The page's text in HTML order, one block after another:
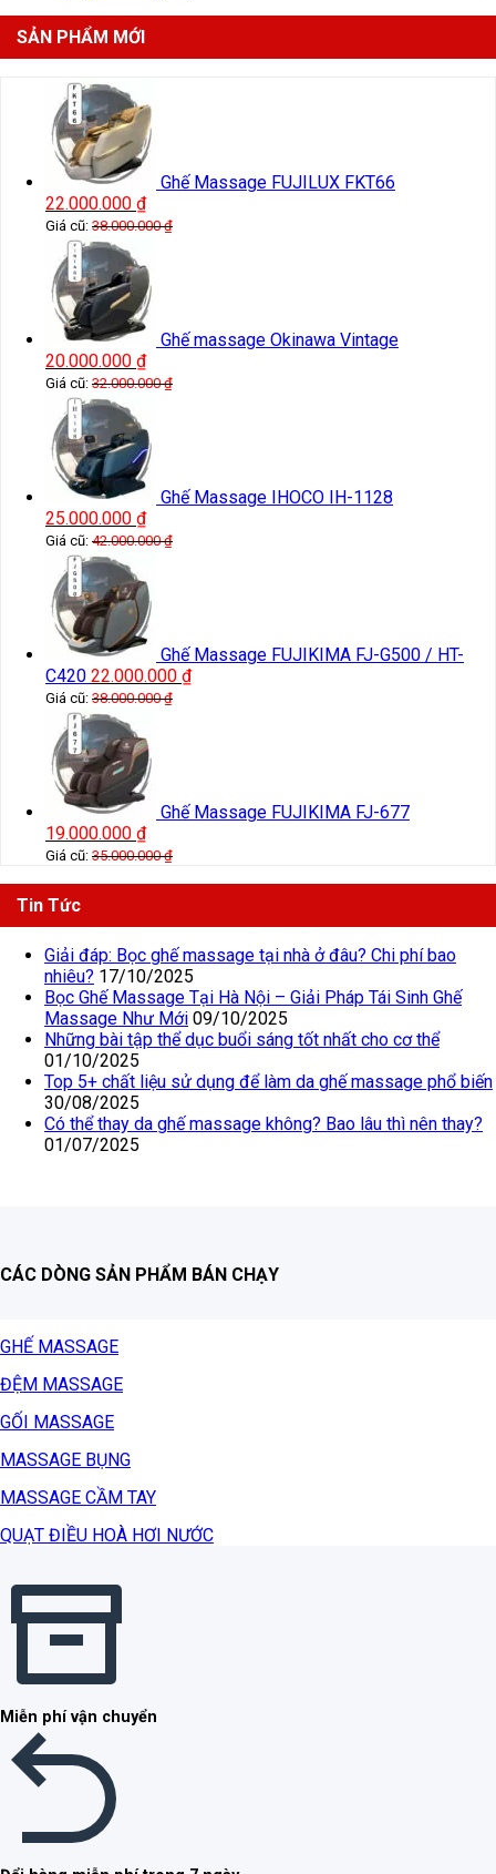
SẢN PHẨM MỚI
Ghế Massage FUJILUX FKT66
22.000.000 ₫
Giá cũ: 38.000.000₫
Ghế massage Okinawa Vintage
20.000.000 ₫
Giá cũ: 32.000.000₫
Ghế Massage IHOCO IH-1128
25.000.000 ₫
Giá cũ: 42.000.000₫
Ghế Massage FUJIKIMA FJ-G500 / HT-
C420 22.000.000 ₫
Giá cũ: 38.000.000₫
Ghế Massage FUJIKIMA FJ-677
19.000.000 ₫
Giá cũ: 35.000.000₫
Tin Tức
Giải đáp: Bọc ghế massage tại nhà ở đâu? Chi phí bao
nhiêu? 17/10/2025
Bọc Ghế Massage Tại Hà Nội – Giải Pháp Tái Sinh Ghế
Massage Như Mới 09/10/2025
Những bài tập thể dục buổi sáng tốt nhất cho cơ thể
01/10/2025
Top 5+ chất liệu sử dụng để làm da ghế massage phổ biến
30/08/2025
Có thể thay da ghế massage không? Bao lâu thì nên thay?
01/07/2025
CÁC DÒNG SẢN PHẨM BÁN CHẠY
GHẾ MASSAGE
ĐỆM MASSAGE
GỐI MASSAGE
MASSAGE BỤNG
MASSAGE CẦM TAY
QUẠT ĐIỀU HOÀ HƠI NƯỚC
Miễn phí vận chuyển